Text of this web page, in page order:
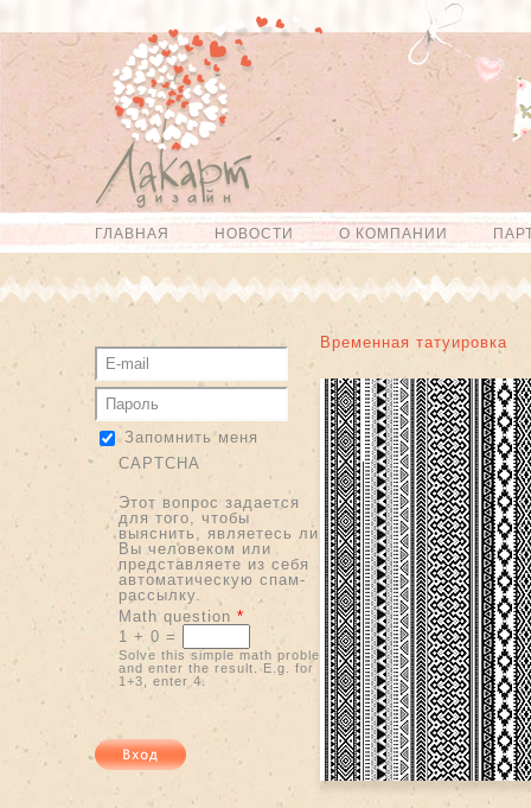
Перейти к
основному
содержанию
Skip to
navigation
Главное меню
ГЛАВНАЯ НОВОСТИ О КОМПАНИИ
Запомнить меня
CAPTCHA
Этот вопрос задается
для того, чтобы
выяснить, являетесь ли
Вы человеком или
представляете из себя
автоматическую спам-
рассылку.
Math question *
1 + 0 =
Solve this simple math problem
and enter the result. E.g. for
1+3, enter 4.
Временная татуировка